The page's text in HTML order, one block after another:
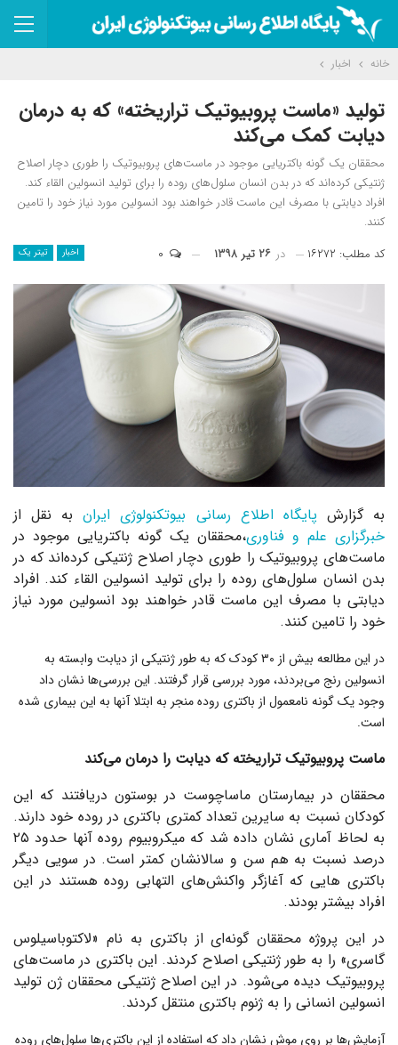
خانه اخبار
تولید «ماست‌ پروبیوتیک تراریخته» که به درمان
دیابت کمک می‌کند
محققان یک گونه باکتریایی موجود در ماست‌های پروبیوتیک را طوری دچار اصلاح
ژنتیکی کرده‌اند که در بدن انسان سلول‌های روده را برای تولید انسولین القاء کند.
افراد دیابتی با مصرف این ماست قادر خواهند بود انسولین مورد نیاز خود را تامین
کنند.
اخبار تیتر یک کد مطلب: ۱۶۲۷۲ در ۲۶ تیر ۱۳۹۸
به گزارش پایگاه اطلاع رسانی بیوتکنولوژی ایرانبه نقل از
خبرگزاری علم و فناوری،محققان یک گونه باکتریایی موجود در
ماست‌های پروبیوتیک را طوری دچار اصلاح ژنتیکی کرده‌اند که در
بدن انسان سلول‌های روده را برای تولید انسولین القاء کند. افراد
دیابتی با مصرف این ماست قادر خواهند بود انسولین مورد نیاز
خود را تامین کنند.
در این مطالعه بیش از ۳۰ کودک که به طور ژنتیکی از دیابت وابسته به
انسولین رنج می‌بردند، مورد بررسی قرار گرفتند. این بررسی‌ها نشان داد
وجود یک گونه نامعمول از باکتری روده منجر به ابتلا آنها به این بیماری شده
است.
ماست پروبیوتیک تراریخته که دیابت را درمان می‌کند
محققان در بیمارستان ماساچوست در بوستون دریافتند که این
کودکان نسبت به سایرین تعداد کمتری باکتری در روده خود دارند.
به لحاظ آماری نشان داده شد که میکروبیوم روده آنها حدود ۲۵
درصد نسبت به هم‌ سن و سالانشان کمتر است. در سویی دیگر
باکتری هایی که آغازگر واکنش‌های التهابی روده هستند در این
افراد بیشتر بودند.
در این پروژه محققان گونه‌ای از باکتری به نام «لاکتوباسیلوس
گاسری» را به طور ژنتیکی اصلاح کردند. این باکتری در ماست‌های
پروبیوتیک دیده می‌شود. در این اصلاح ژنتیکی محققان ژن تولید
انسولین انسانی را به ژنوم باکتری منتقل کردند.
آزمایش‌ها بر روی موش‌ نشان داد که استفاده از این باکتری‌ها سلول‌های روده